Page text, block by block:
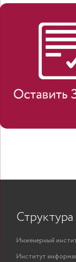
Структура
Инженерный
Институт